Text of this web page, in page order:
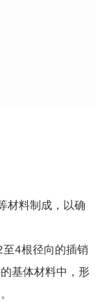
材料制成，以确
4根径向的插销
基体材料中，形